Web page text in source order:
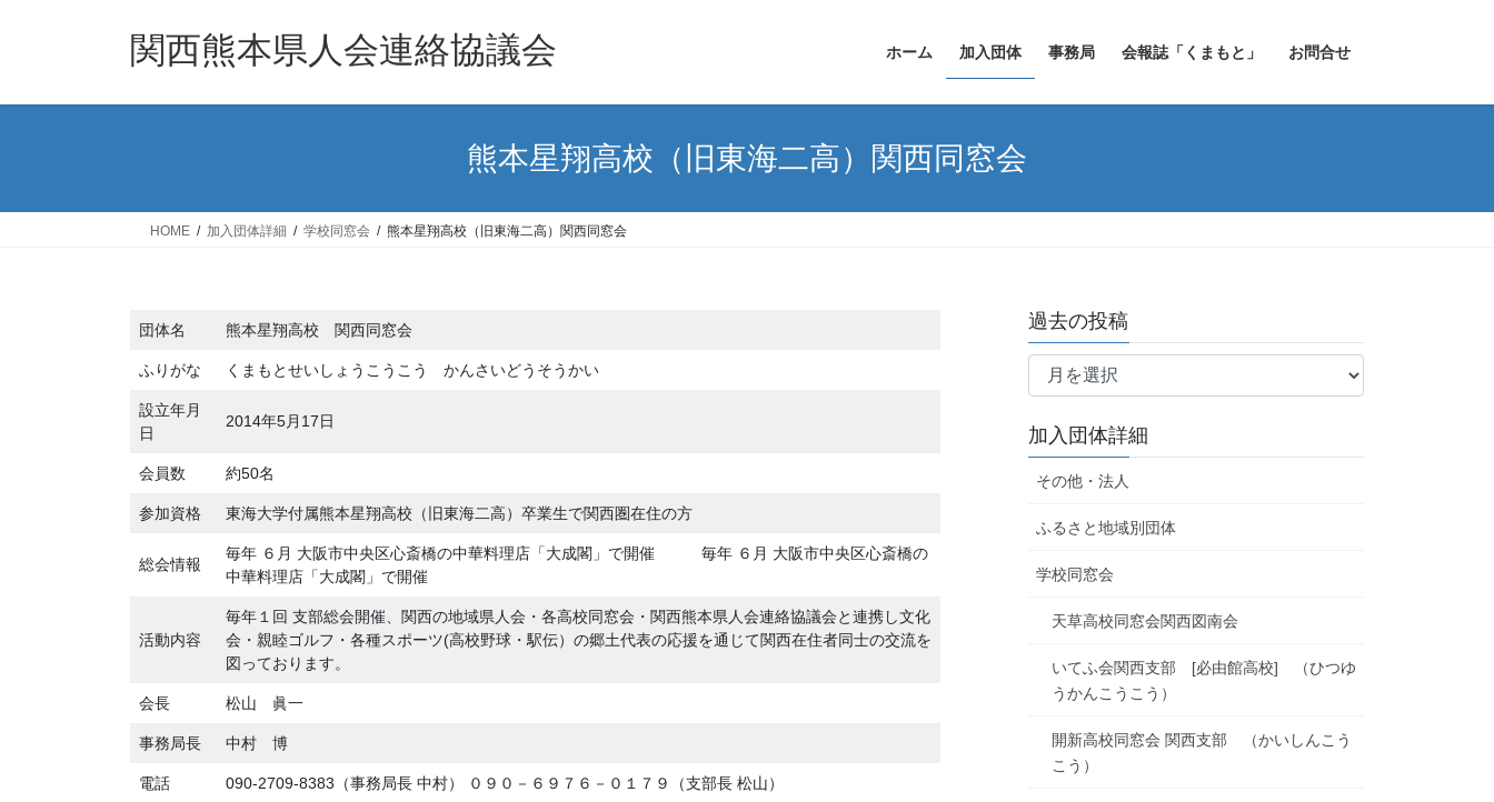
関西熊本県人会連絡協議会 ホーム 加入団体 事務局 会報誌「くまもと」 お問合せ
熊本星翔高校（旧東海二高）関西同窓会
HOME 加入団体詳細 学校同窓会 熊本星翔高校（旧東海二高）関西同窓会
団体名 熊本星翔高校 関西同窓会
ふりがな くまもとせいしょうこうこう かんさいどうそうかい
設立年月
日
2014年5月17日
会員数 約50名
参加資格 東海大学付属熊本星翔高校（旧東海二高）卒業生で関西圏在住の方
総会情報
毎年 ６月 大阪市中央区心斎橋の中華料理店「大成閣」で開催 毎年 ６月 大阪市中央区心斎橋の
中華料理店「大成閣」で開催
活動内容
毎年１回 支部総会開催、関西の地域県人会・各高校同窓会・関西熊本県人会連絡協議会と連携し文化
会・親睦ゴルフ・各種スポーツ(高校野球・駅伝）の郷土代表の応援を通じて関西在住者同士の交流を
図っております。
会長 松山 眞一
事務局長 中村 博
電話 090-2709-8383（事務局長 中村） ０９０－６９７６－０１７９（支部長 松山）
過去の投稿
過
投
稿
加入団体詳細
その他・法人
ふるさと地域別団体
学校同窓会
天草高校同窓会関西図南会
いてふ会関西支部 [必由館高校] （ひつゆ
うかんこうこう）
開新高校同窓会 関西支部 （かいしんこう
こう）